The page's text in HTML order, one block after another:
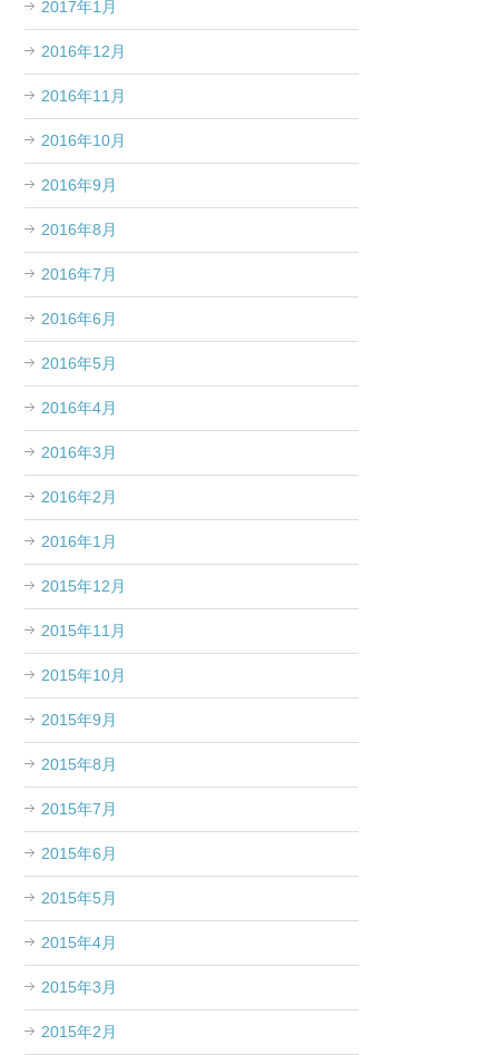
2017年1月
2016年12月
2016年11月
2016年10月
2016年9月
2016年8月
2016年7月
2016年6月
2016年5月
2016年4月
2016年3月
2016年2月
2016年1月
2015年12月
2015年11月
2015年10月
2015年9月
2015年8月
2015年7月
2015年6月
2015年5月
2015年4月
2015年3月
2015年2月